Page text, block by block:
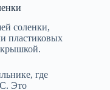
соленки,
пластиковых
крышкой.
где
Это